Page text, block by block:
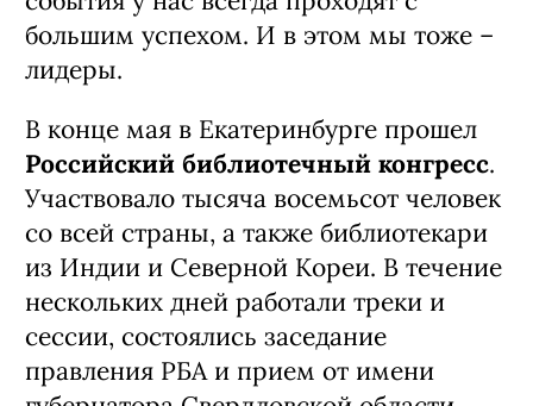
большим успехом. И в этом мы тоже –
лидеры.
В конце мая в Екатеринбурге прошел
Российский библиотечный конгресс.
Участвовало тысяча восемьсот человек
со всей страны, а также библиотекари
из Индии и Северной Кореи. В течение
нескольких дней работали треки и
сессии, состоялись заседание
правления РБА и прием от имени